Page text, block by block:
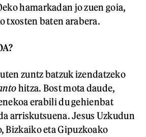
hamarkadan jo zuen goia,
txosten baten arabera.
zuntz batzuk izendatzeko
hitza. Bost mota daude,
erabili du gehienbat
arriskutsuena. Jesus Uzkudun
Bizkaiko eta Gipuzkoako